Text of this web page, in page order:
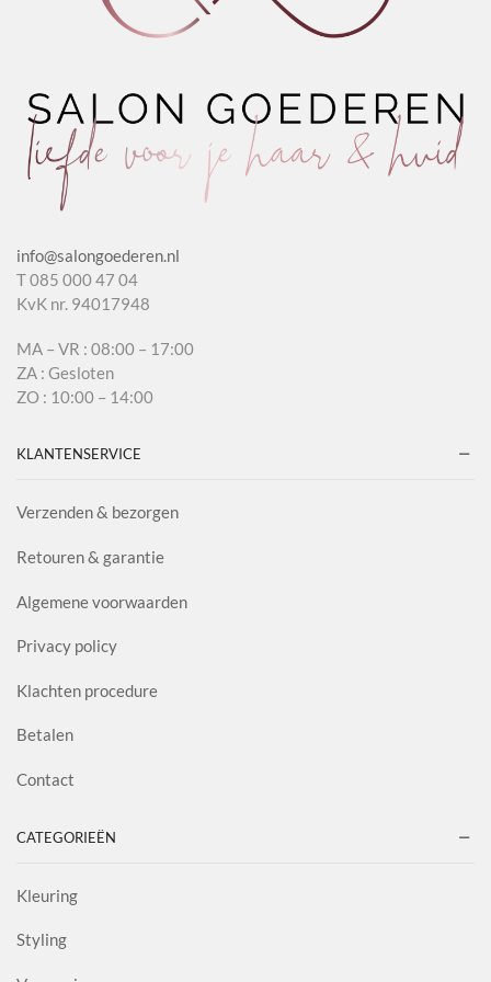
info@salongoederen.nl
T 085 000 47 04
KvK nr. 94017948
MA – VR : 08:00 – 17:00
ZA : Gesloten
ZO : 10:00 – 14:00
KLANTENSERVICE
Verzenden & bezorgen
Retouren & garantie
Algemene voorwaarden
Privacy policy
Klachten procedure
Betalen
Contact
CATEGORIEËN
Kleuring
Styling